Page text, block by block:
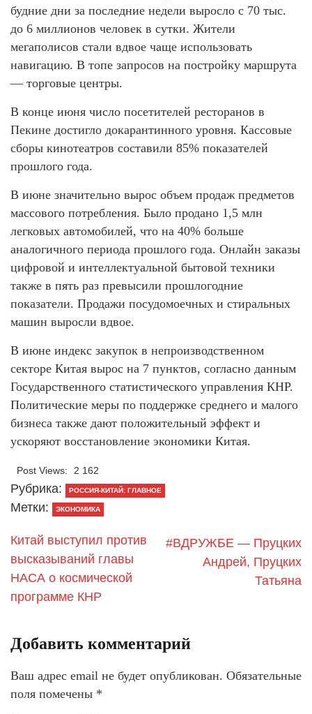
будние дни за последние недели выросло с 70 тыс.
до 6 миллионов человек в сутки. Жители
мегаполисов стали вдвое чаще использовать
навигацию. В топе запросов на постройку маршрута
— торговые центры.
В конце июня число посетителей ресторанов в
Пекине достигло докарантинного уровня. Кассовые
сборы кинотеатров составили 85% показателей
прошлого года.
В июне значительно вырос объем продаж предметов
массового потребления. Было продано 1,5 млн
легковых автомобилей, что на 40% больше
аналогичного периода прошлого года. Онлайн заказы
цифровой и интеллектуальной бытовой техники
также в пять раз превысили прошлогодние
показатели. Продажи посудомоечных и стиральных
машин выросли вдвое.
В июне индекс закупок в непроизводственном
секторе Китая вырос на 7 пунктов, согласно данным
Государственного статистического управления КНР.
Политические меры по поддержке среднего и малого
бизнеса также дают положительный эффект и
ускоряют восстановление экономики Китая.
Post Views: 2 162
Рубрика: РОССИЯ-КИТАЙ: ГЛАВНОЕ
Метки: ЭКОНОМИКА
Китай выступил против
высказываний главы
НАСА о космической
программе КНР
#ВДРУЖБЕ — Пруцких
Андрей, Пруцких
Татьяна
Добавить комментарий
Ваш адрес email не будет опубликован. Обязательные
поля помечены *